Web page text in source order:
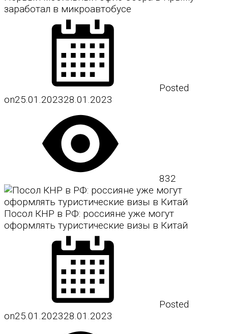
заработал в микроавтобусе
Posted
on25.01.202328.01.2023
832
Посол КНР в РФ: россияне уже могут
оформлять туристические визы в Китай
Posted
on25.01.202328.01.2023